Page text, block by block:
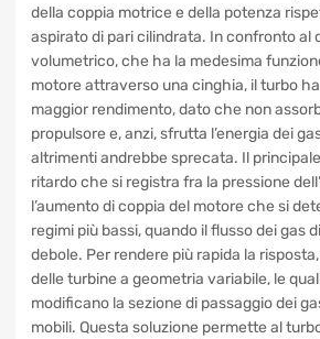
pressione. La maggior quantità d’aria che
cilindri, abbinata a un proporzionale
combustibile iniettato, garantisce un
motrice e della potenza rispetto al
cilindrata. In confronto al compressore
la medesima funzione ma è azionato dal
una cinghia, il turbo ha il vantaggio del
dato che non assorbe potenza dal
sfrutta l’energia dei gas di scarico che
sprecata. Il principale difetto del turbo è
registra fra la pressione dell’acceleratore
coppia del motore che si determina
bassi, quando il flusso dei gas di scarico
rendere più rapida la risposta, sono state